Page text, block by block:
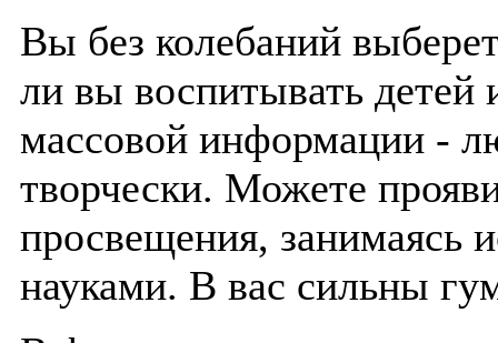
Вы без колебаний
ли вы воспитывать детей
массовой информации -
творчески. Можете
просвещения, занимаясь
науками. В вас сильны